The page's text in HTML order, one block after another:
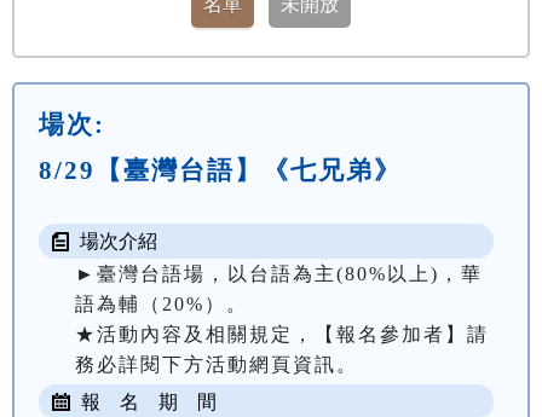
場次:
8/29【臺灣台語】《七兄弟》
場次介紹
►臺灣台語場，以台語為主(80%以上)，華
語為輔（20%）。
★活動內容及相關規定，【報名參加者】請
務必詳閱下方活動網頁資訊。
報 名 期 間